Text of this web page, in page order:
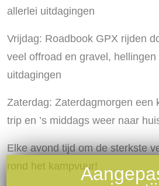
allerlei uitdagingen
Vrijdag: Roadbook GPX rijden
veel offroad en gravel, hellingen
uitdagingen
Zaterdag: Zaterdagmorgen een
trip en ’s middags weer naar
Elke avond tijd om de sterkste
rond het kampvuur!